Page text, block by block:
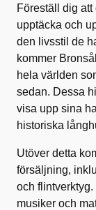
Föreställ dig
upptäcka och
den livsstil de
kommer
hela världen
sedan. Dessa
visa upp sina
historiska
Utöver detta
försäljning,
och
musiker och